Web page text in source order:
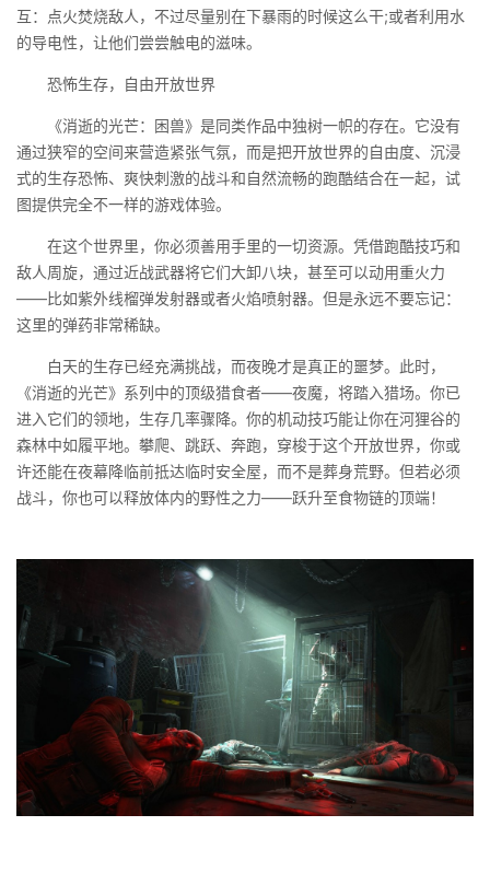
互：点火焚烧敌人，不过尽量别在下暴雨的时候这么干;或者利用水
的导电性，让他们尝尝触电的滋味。
恐怖生存，自由开放世界
《消逝的光芒：困兽》是同类作品中独树一帜的存在。它没有
通过狭窄的空间来营造紧张气氛，而是把开放世界的自由度、沉浸
式的生存恐怖、爽快刺激的战斗和自然流畅的跑酷结合在一起，试
图提供完全不一样的游戏体验。
在这个世界里，你必须善用手里的一切资源。凭借跑酷技巧和
敌人周旋，通过近战武器将它们大卸八块，甚至可以动用重火力
——比如紫外线榴弹发射器或者火焰喷射器。但是永远不要忘记：
这里的弹药非常稀缺。
白天的生存已经充满挑战，而夜晚才是真正的噩梦。此时，
《消逝的光芒》系列中的顶级猎食者——夜魔，将踏入猎场。你已
进入它们的领地，生存几率骤降。你的机动技巧能让你在河狸谷的
森林中如履平地。攀爬、跳跃、奔跑，穿梭于这个开放世界，你或
许还能在夜幕降临前抵达临时安全屋，而不是葬身荒野。但若必须
战斗，你也可以释放体内的野性之力——跃升至食物链的顶端！